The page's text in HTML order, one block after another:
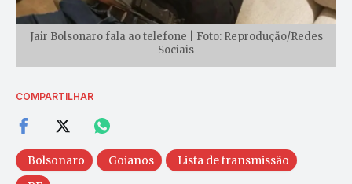
Jair Bolsonaro fala ao telefone | Foto: Reprodução/Redes
Sociais
COMPARTILHAR
Bolsonaro Goianos
Lista de transmissão